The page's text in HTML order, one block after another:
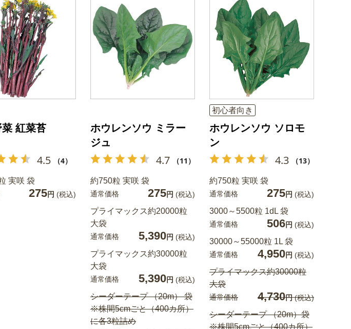
紅菜苔
4.5 （4）
実咲 袋
275円 (税込)
ホウレンソウ ミラー
ジュ
4.7 （11）
約750粒 実咲 袋
通常価格 275円 (税込)
プライマックス約20000粒
大袋
通常価格 5,390円 (税込)
プライマックス約30000粒
大袋
通常価格 5,390円 (税込)
シーダーテープ （20m） 袋
※株間5cmごと（400カ所）
に各3粒詰め
初心者向き
ホウレンソウ ソロモ
ン
4.3 （13）
約750粒 実咲 袋
通常価格 275円 (税込)
3000～5500粒 1dL 袋
通常価格 506円 (税込)
30000～55000粒 1L 袋
通常価格 4,950円 (税込)
プライマックス約30000粒
大袋
通常価格 4,730円(税込)
シーダーテープ （20m）袋
※株間5cmごと（400カ所）